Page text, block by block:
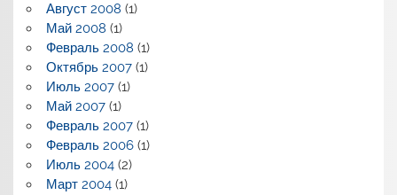
Август 2008 (1)
Май 2008 (1)
Февраль 2008 (1)
Октябрь 2007(1)
Июль 2007(1)
Май 2007(1)
Февраль 2007(1)
Февраль 2006(1)
Июль 2004(2)
Март 2004(1)